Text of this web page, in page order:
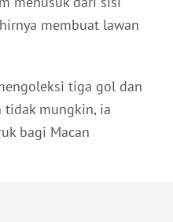
membuat lawan
tiga gol dan
mungkin, ia
bagi Macan